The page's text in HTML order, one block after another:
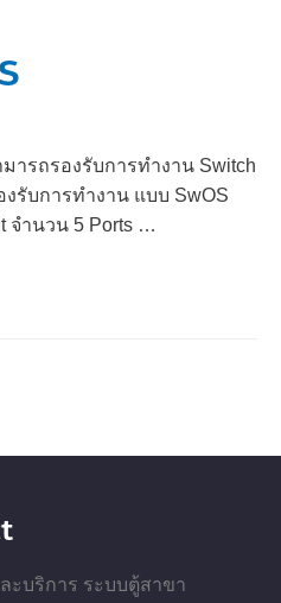
มารถรองรับการทำงาน Switch
งรับการทำงาน แบบ SwOS
จำนวน 5 Ports …
ะบริการ ระบบตู้สาขา